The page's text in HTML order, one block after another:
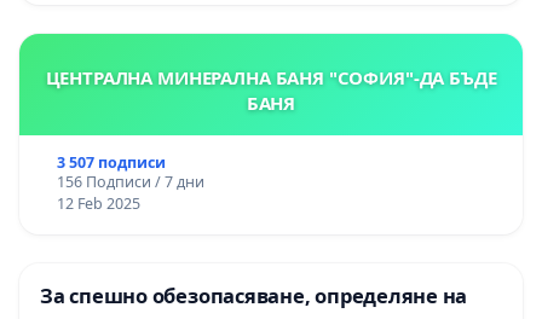
ЦЕНТРАЛНА МИНЕРАЛНА БАНЯ "СОФИЯ"-ДА БЪДЕ
БАНЯ
3 507 подписи
156 Подписи / 7 дни
12 Feb 2025
За спешно обезопасяване, определяне на